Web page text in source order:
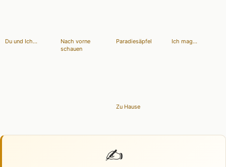
Du und Ich...
Nach vorne
schauen
Paradiesäpfel Ich mag...
Zu Hause
✍️